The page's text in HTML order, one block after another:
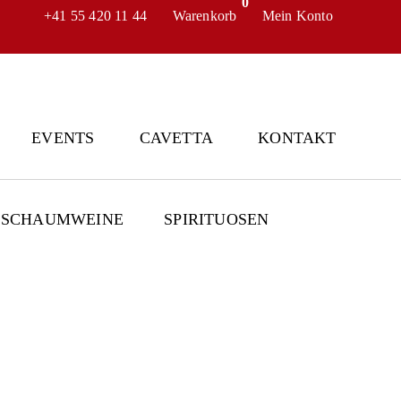
+41 55 420 11 44 Warenkorb
Mein Konto
EVENTS CAVETTA KONTAKT
SCHAUMWEINE
SPIRITUOSEN